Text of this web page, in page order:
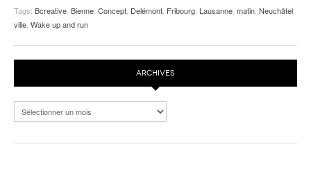
Tags: Bcreative Bienne Concept Delémont Fribourg Lausanne matin Neuchâtel
ville Wake up and run
ARCHIVES
Archives